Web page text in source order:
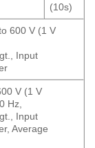
(10s)
600 V (1 V
Input
V (1 V
Hz,
Input
Average